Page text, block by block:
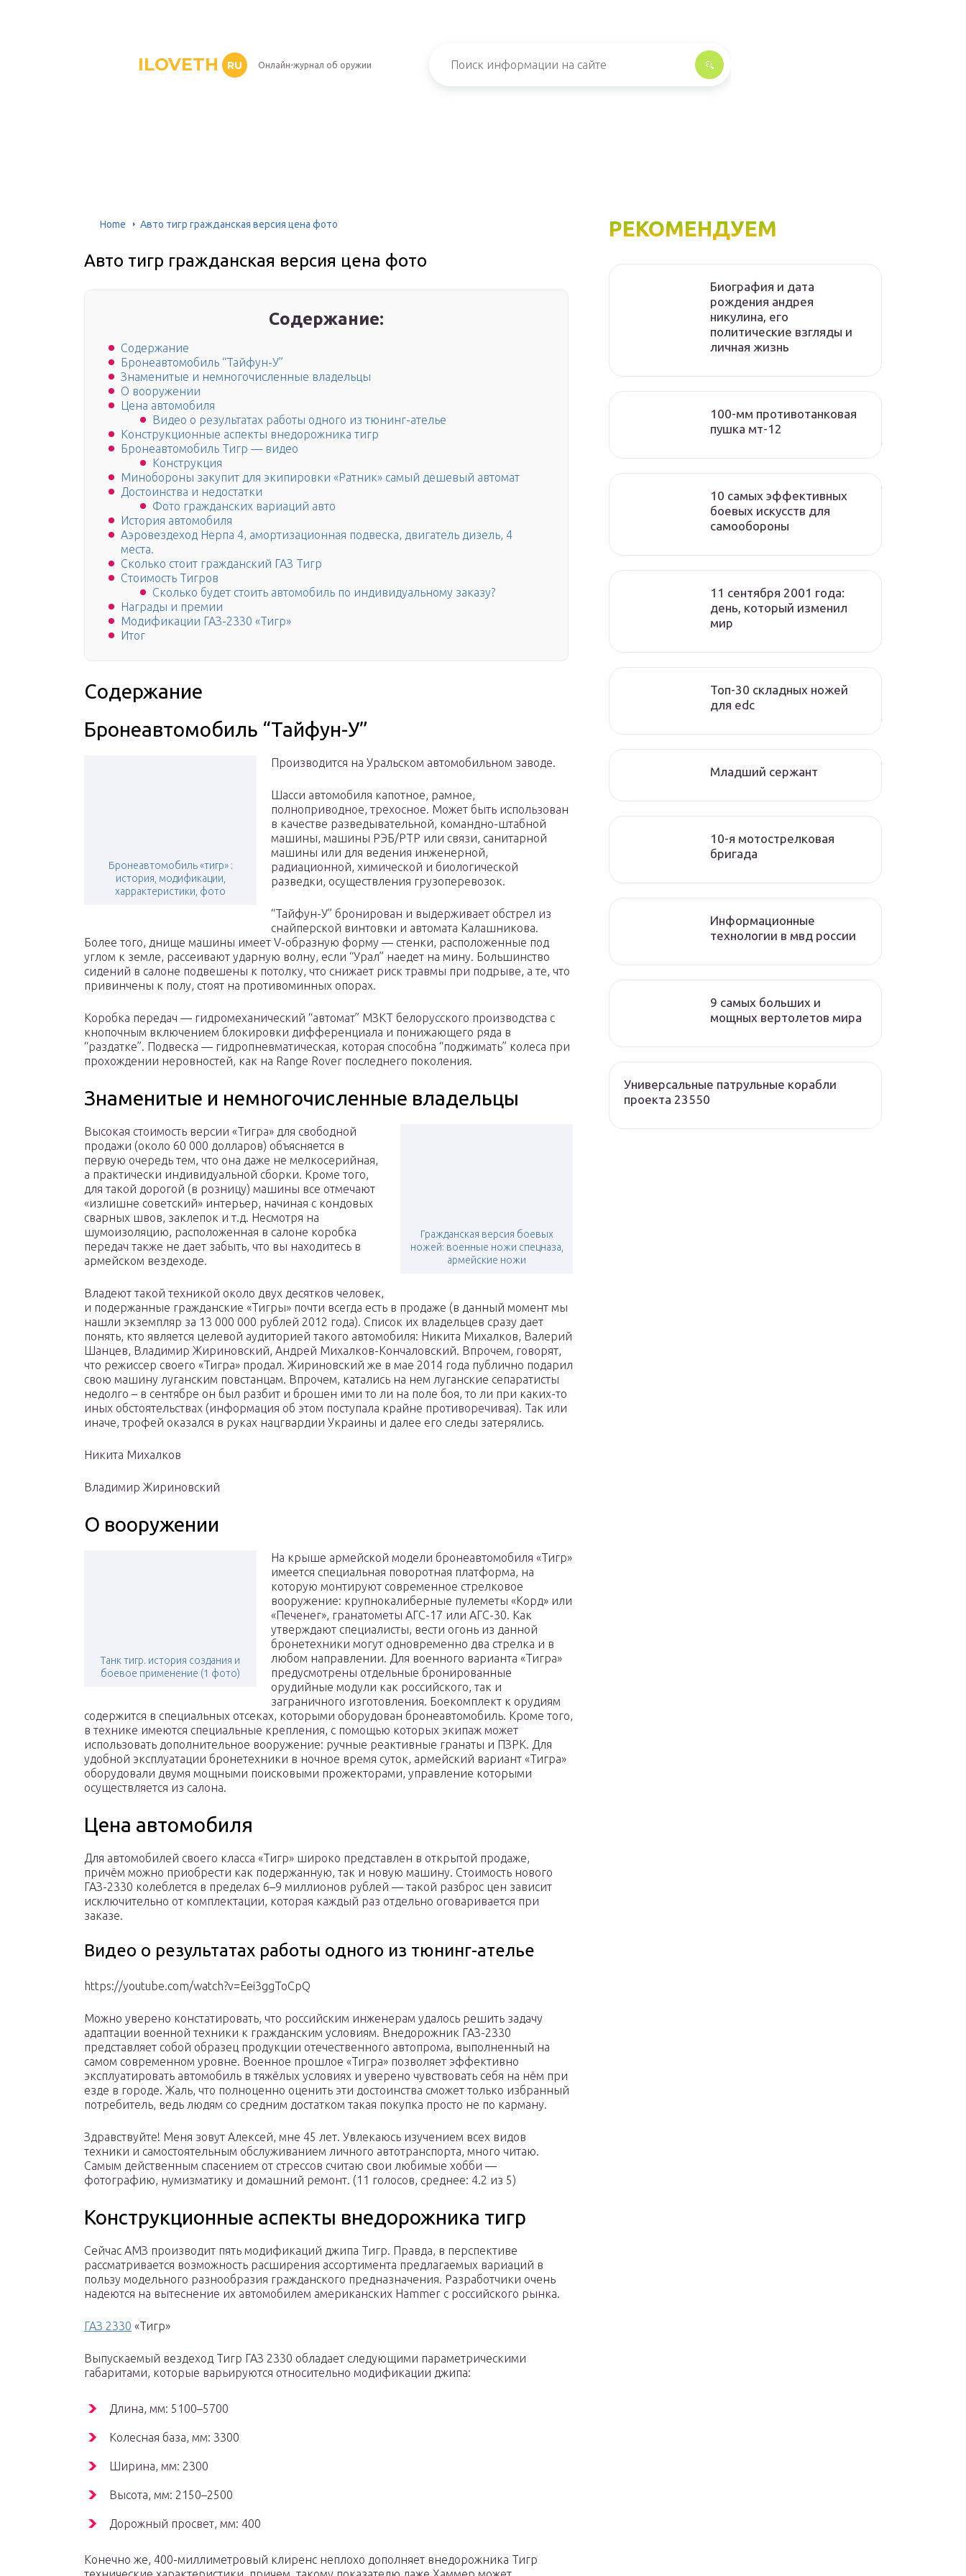
ILOVETH RU Онлайн-журнал об оружии
Home Авто тигр гражданская версия цена фото
Авто тигр гражданская версия цена фото
Содержание:
Содержание
Бронеавтомобиль “Тайфун-У”
Знаменитые и немногочисленные владельцы
О вооружении
Цена автомобиля
Видео о результатах работы одного из тюнинг-ателье
Конструкционные аспекты внедорожника тигр
Бронеавтомобиль Тигр — видео
Конструкция
Минобороны закупит для экипировки «Ратник» самый дешевый автомат
Достоинства и недостатки
Фото гражданских вариаций авто
История автомобиля
Аэровездеход Нерпа 4, амортизационная подвеска, двигатель дизель, 4
места.
Сколько стоит гражданский ГАЗ Тигр
Стоимость Тигров
Сколько будет стоить автомобиль по индивидуальному заказу?
Награды и премии
Модификации ГАЗ-2330 «Тигр»
Итог
Содержание
Бронеавтомобиль “Тайфун-У”
Бронеавтомобиль «тигр» :
история, модификации,
харрактеристики, фото
Производится на Уральском автомобильном заводе.
Шасси автомобиля капотное, рамное,
полноприводное, трехосное. Может быть использован
в качестве разведывательной, командно-штабной
машины, машины РЭБ/РТР или связи, санитарной
машины или для ведения инженерной,
радиационной, химической и биологической
разведки, осуществления грузоперевозок.
“Тайфун-У” бронирован и выдерживает обстрел из
снайперской винтовки и автомата Калашникова.
Более того, днище машины имеет V-образную форму — стенки, расположенные под
углом к земле, рассеивают ударную волну, если “Урал” наедет на мину. Большинство
сидений в салоне подвешены к потолку, что снижает риск травмы при подрыве, а те, что
привинчены к полу, стоят на противоминных опорах.
Коробка передач — гидромеханический “автомат” МЗКТ белорусского производства с
кнопочным включением блокировки дифференциала и понижающего ряда в
“раздатке”. Подвеска — гидропневматическая, которая способна “поджимать” колеса при
прохождении неровностей, как на Range Rover последнего поколения.
Знаменитые и немногочисленные владельцы
Гражданская версия боевых
ножей: военные ножи спецназа,
армейские ножи
Высокая стоимость версии «Тигра» для свободной
продажи (около 60 000 долларов) объясняется в
первую очередь тем, что она даже не мелкосерийная,
а практически индивидуальной сборки. Кроме того,
для такой дорогой (в розницу) машины все отмечают
«излишне советский» интерьер, начиная с кондовых
сварных швов, заклепок и т.д. Несмотря на
шумоизоляцию, расположенная в салоне коробка
передач также не дает забыть, что вы находитесь в
армейском вездеходе.
Владеют такой техникой около двух десятков человек,
и подержанные гражданские «Тигры» почти всегда есть в продаже (в данный момент мы
нашли экземпляр за 13 000 000 рублей 2012 года). Список их владельцев сразу дает
понять, кто является целевой аудиторией такого автомобиля: Никита Михалков, Валерий
Шанцев, Владимир Жириновский, Андрей Михалков-Кончаловский. Впрочем, говорят,
что режиссер своего «Тигра» продал. Жириновский же в мае 2014 года публично подарил
свою машину луганским повстанцам. Впрочем, катались на нем луганские сепаратисты
недолго – в сентябре он был разбит и брошен ими то ли на поле боя, то ли при каких-то
иных обстоятельствах (информация об этом поступала крайне противоречивая). Так или
иначе, трофей оказался в руках нацгвардии Украины и далее его следы затерялись.
Никита Михалков
Владимир Жириновский
О вооружении
Танк тигр. история создания и
боевое применение (1 фото)
На крыше армейской модели бронеавтомобиля «Тигр»
имеется специальная поворотная платформа, на
которую монтируют современное стрелковое
вооружение: крупнокалиберные пулеметы «Корд» или
«Печенег», гранатометы АГС-17 или АГС-30. Как
утверждают специалисты, вести огонь из данной
бронетехники могут одновременно два стрелка и в
любом направлении. Для военного варианта «Тигра»
предусмотрены отдельные бронированные
орудийные модули как российского, так и
заграничного изготовления. Боекомплект к орудиям
содержится в специальных отсеках, которыми оборудован бронеавтомобиль. Кроме того,
в технике имеются специальные крепления, с помощью которых экипаж может
использовать дополнительное вооружение: ручные реактивные гранаты и ПЗРК. Для
удобной эксплуатации бронетехники в ночное время суток, армейский вариант «Тигра»
оборудовали двумя мощными поисковыми прожекторами, управление которыми
осуществляется из салона.
Цена автомобиля
Для автомобилей своего класса «Тигр» широко представлен в открытой продаже,
причём можно приобрести как подержанную, так и новую машину. Стоимость нового
ГАЗ-2330 колеблется в пределах 6–9 миллионов рублей — такой разброс цен зависит
исключительно от комплектации, которая каждый раз отдельно оговаривается при
заказе.
Видео о результатах работы одного из тюнинг-ателье
https://youtube.com/watch?v=Eei3ggToCpQ
Можно уверено констатировать, что российским инженерам удалось решить задачу
адаптации военной техники к гражданским условиям. Внедорожник ГАЗ-2330
представляет собой образец продукции отечественного автопрома, выполненный на
самом современном уровне. Военное прошлое «Тигра» позволяет эффективно
эксплуатировать автомобиль в тяжёлых условиях и уверено чувствовать себя на нём при
езде в городе. Жаль, что полноценно оценить эти достоинства сможет только избранный
потребитель, ведь людям со средним достатком такая покупка просто не по карману.
Здравствуйте! Меня зовут Алексей, мне 45 лет. Увлекаюсь изучением всех видов
техники и самостоятельным обслуживанием личного автотранспорта, много читаю.
Самым действенным спасением от стрессов считаю свои любимые хобби —
фотографию, нумизматику и домашний ремонт. (11 голосов, среднее: 4.2 из 5)
Конструкционные аспекты внедорожника тигр
Сейчас АМЗ производит пять модификаций джипа Тигр. Правда, в перспективе
рассматривается возможность расширения ассортимента предлагаемых вариаций в
пользу модельного разнообразия гражданского предназначения. Разработчики очень
надеются на вытеснение их автомобилем американских Hammer с российского рынка.
ГАЗ 2330 «Тигр»
Выпускаемый вездеход Тигр ГАЗ 2330 обладает следующими параметрическими
габаритами, которые варьируются относительно модификации джипа:
Длина, мм: 5100–5700
Колесная база, мм: 3300
Ширина, мм: 2300
Высота, мм: 2150–2500
Дорожный просвет, мм: 400
Конечно же, 400-миллиметровый клиренс неплохо дополняет внедорожника Тигр
РЕКОМЕНДУЕМ
Биография и дата
рождения андрея
никулина, его
политические взгляды и
личная жизнь
100-мм противотанковая
пушка мт-12
10 самых эффективных
боевых искусств для
самообороны
11 сентября 2001 года:
день, который изменил
мир
Топ-30 складных ножей
для edc
Младший сержант
10-я мотострелковая
бригада
Информационные
технологии в мвд россии
9 самых больших и
мощных вертолетов мира
Универсальные патрульные корабли
проекта 23550